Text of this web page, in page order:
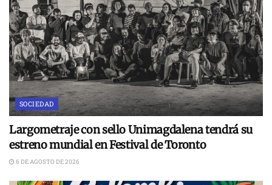
SOCIEDAD
Largometraje con sello Unimagdalena tendrá su
estreno mundial en Festival de Toronto
6 DE AGOSTO DE 2026